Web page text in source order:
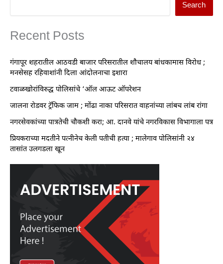
Search
Recent Posts
गंगापूर शहरातील आठवडी बाजार परिसरातील शौचालय बांधकामास विरोध ;
मनसेसह रहिवाशांनी दिला आंदोलनाचा इशारा
टवाळखोरांविरुद्ध पोलिसांचे ‘ऑल आऊट ऑपरेशन
जालना रोडवर ट्रॅफिक जाम ; मोंढा नाका परिसरात वाहनांच्या लांबच लांब रांगा
नगरसेवकांच्या पात्रतेची चौकशी करा; आ. दानवे यांचे नगरविकास विभागाला पत्र
प्रियकराच्या मदतीने पत्नीनेच केली पतीची हत्या ; मालेगाव पोलिसांनी २४
तासांत उलगडला खून